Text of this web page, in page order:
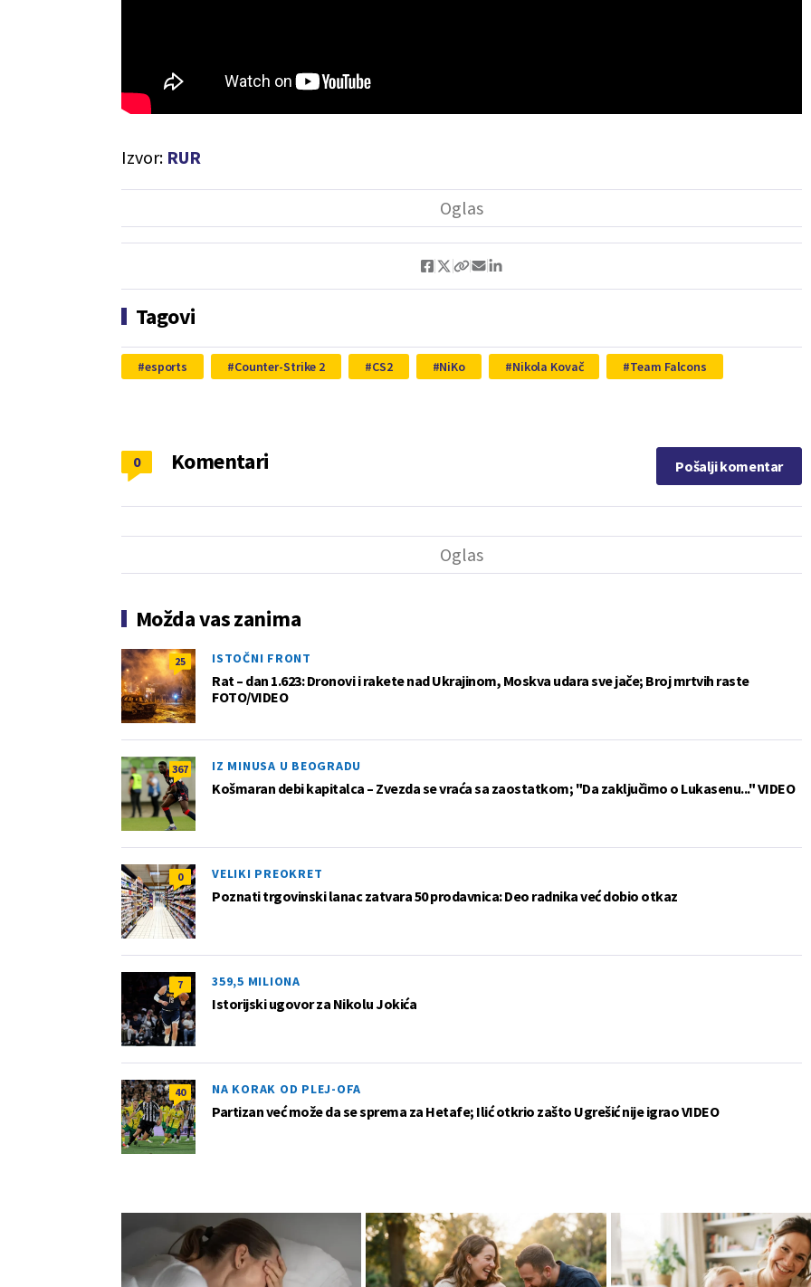
Izvor: RUR
Tagovi
esports Counter-Strike 2 CS2 NiKo Nikola Kovač Team Falcons
Komentari
0 Pošalji komentar
Možda vas zanima
25 ISTOČNI FRONT
Rat – dan 1.623: Dronovi i rakete nad Ukrajinom, Moskva udara sve jače; Broj mrtvih raste
FOTO/VIDEO
367 IZ MINUSA U BEOGRADU
Košmaran debi kapitalca – Zvezda se vraća sa zaostatkom; "Da zaključimo o Lukasenu..." VIDEO
0 VELIKI PREOKRET
Poznati trgovinski lanac zatvara 50 prodavnica: Deo radnika već dobio otkaz
7 359,5 MILIONA
Istorijski ugovor za Nikolu Jokića
40 NA KORAK OD PLEJ-OFA
Partizan već može da se sprema za Hetafe; Ilić otkrio zašto Ugrešić nije igrao VIDEO